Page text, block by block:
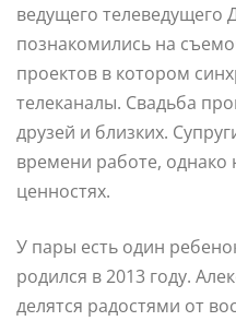
ведущего
познакомились на
проектов в котором
телеканалы. Свадьба
друзей и близких.
времени работе,
ценностях.
У пары есть один
родился в 2013 году.
делятся радостями от